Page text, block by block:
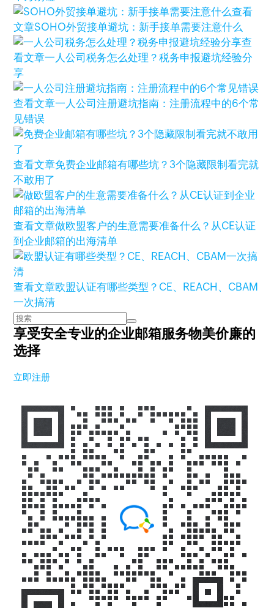
查看
文章SOHO外贸接单避坑：新手接单需要注意什么
查
看文章一人公司税务怎么处理？税务申报避坑经验分
享
查看文章一人公司注册避坑指南：注册流程中的6个常
见错误
查看文章免费企业邮箱有哪些坑？3个隐藏限制看完就
不敢用了
查看文章做欧盟客户的生意需要准备什么？从CE认证
到企业邮箱的出海清单
查看文章欧盟认证有哪些类型？CE、REACH、CBAM
一次搞清
享受安全专业的企业邮箱服务物美价廉的
选择
立即注册